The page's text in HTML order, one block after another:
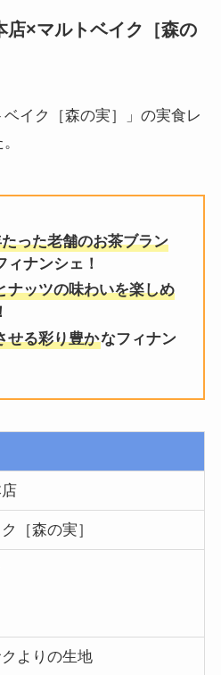
店×マルトベイク［森の
イク［森の実］」の実食レ
った老舗のお茶ブラン
ナンシェ！
ナッツの味わいを楽しめ
せる彩り豊かなフィナン
［森の実］
よりの生地